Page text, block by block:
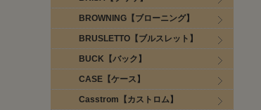
BROWNING【ブローニング】
BRUSLETTO【ブルスレット】
BUCK【バック】
CASE【ケース】
Casstrom【カストロム】